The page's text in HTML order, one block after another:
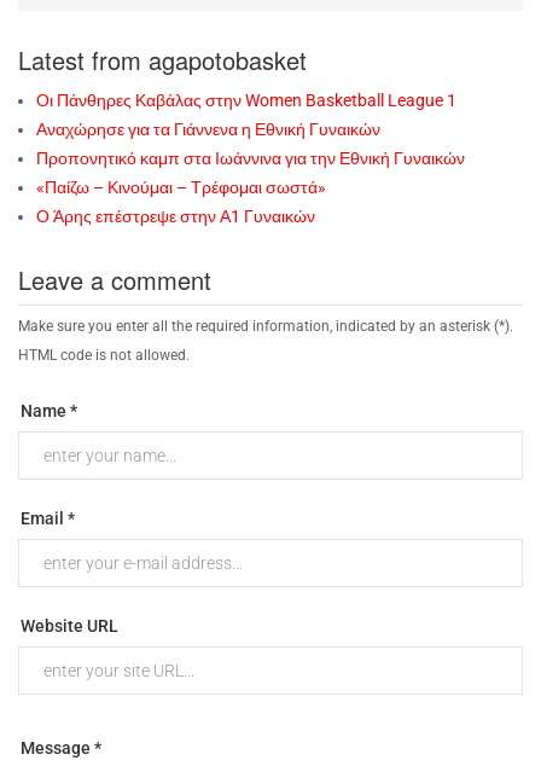
Latest from agapotobasket
Οι Πάνθηρες Καβάλας στην Women Basketball League 1
Αναχώρησε για τα Γιάννενα η Εθνική Γυναικών
Προπονητικό καμπ στα Ιωάννινα για την Εθνική Γυναικών
«Παίζω – Κινούμαι – Τρέφομαι σωστά»
Ο Άρης επέστρεψε στην Α1 Γυναικών
Leave a comment
Make sure you enter all the required information, indicated by an asterisk (*).
HTML code is not allowed.
Name *
Email *
Website URL
Message *